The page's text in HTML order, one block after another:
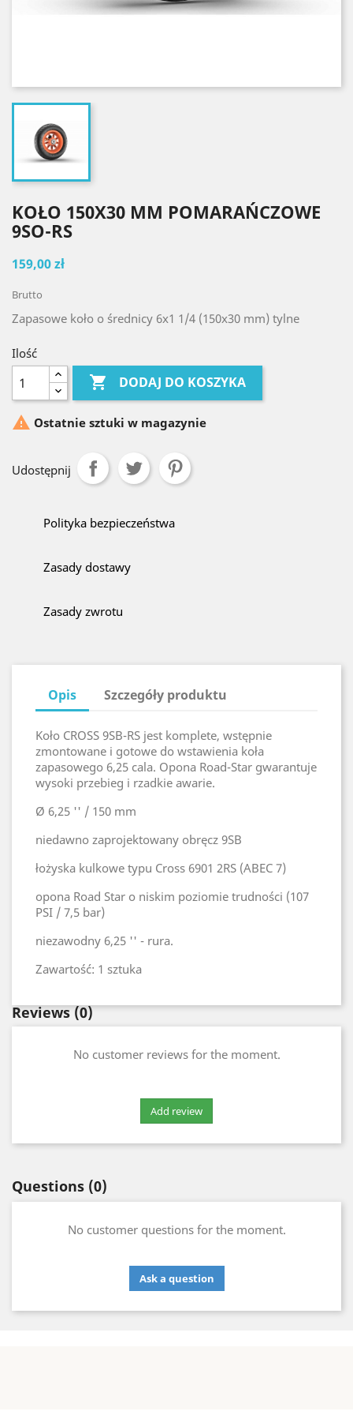
KOŁO 150X30 MM POMARAŃCZOWE
9SO-RS
159,00 zł
Brutto
Zapasowe koło o średnicy 6x1 1/4 (150x30 mm) tylne
Ilość
 DODAJ DO KOSZYKA
 Ostatnie sztuki w magazynie
Udostępnij
Polityka bezpieczeństwa
Zasady dostawy
Zasady zwrotu
Opis Szczegóły produktu
Koło CROSS 9SB-RS jest komplete, wstępnie
zmontowane i gotowe do wstawienia koła
zapasowego 6,25 cala. Opona Road-Star gwarantuje
wysoki przebieg i rzadkie awarie.
Ø 6,25 '' / 150 mm
niedawno zaprojektowany obręcz 9SB
łożyska kulkowe typu Cross 6901 2RS (ABEC 7)
opona Road Star o niskim poziomie trudności (107
PSI / 7,5 bar)
niezawodny 6,25 '' - rura.
Zawartość: 1 sztuka
Reviews(0)
No customer reviews for the moment.
Questions (0)
No customer questions for the moment.
Ask a question